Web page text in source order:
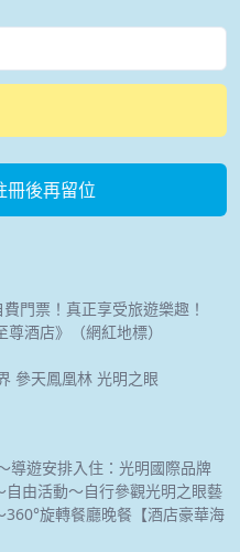
冊後再留位
門票！真正享受旅遊樂趣！
酒店》（網紅地標）
參天鳳凰林 光明之眼
導遊安排入住：光明國際品牌
自由活動～自行參觀光明之眼藝
旋轉餐廳晚餐【酒店豪華海